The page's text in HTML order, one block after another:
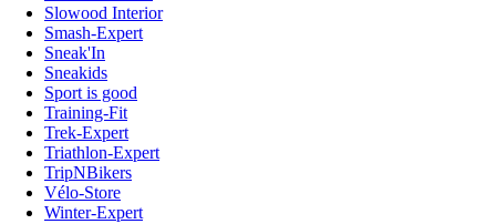
Slowood Interior
Smash-Expert
Sneak'In
Sneakids
Sport is good
Training-Fit
Trek-Expert
Triathlon-Expert
TripNBikers
Vélo-Store
Winter-Expert